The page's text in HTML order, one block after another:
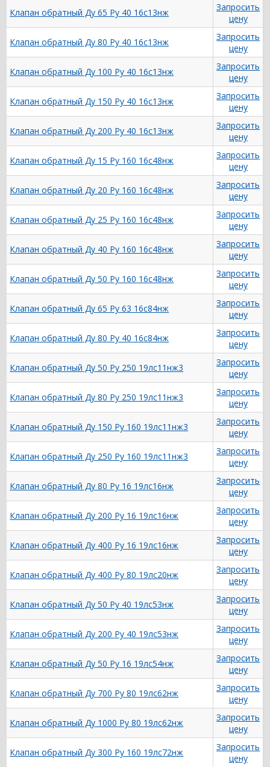
Клапан обратный Ду 65 Ру 40 16с13нж
Запросить
цену
Клапан обратный Ду 80 Ру 40 16с13нж
Запросить
цену
Клапан обратный Ду 100 Ру 40 16с13нж
Запросить
цену
Клапан обратный Ду 150 Ру 40 16с13нж
Запросить
цену
Клапан обратный Ду 200 Ру 40 16с13нж
Запросить
цену
Клапан обратный Ду 15 Ру 160 16с48нж
Запросить
цену
Клапан обратный Ду 20 Ру 160 16с48нж
Запросить
цену
Клапан обратный Ду 25 Ру 160 16с48нж
Запросить
цену
Клапан обратный Ду 40 Ру 160 16с48нж
Запросить
цену
Клапан обратный Ду 50 Ру 160 16с48нж
Запросить
цену
Клапан обратный Ду 65 Ру 63 16с84нж
Запросить
цену
Клапан обратный Ду 80 Ру 40 16с84нж
Запросить
цену
Клапан обратный Ду 50 Ру 250 19лс11нж3
Запросить
цену
Клапан обратный Ду 80 Ру 250 19лс11нж3
Запросить
цену
Клапан обратный Ду 150 Ру 160 19лс11нж3
Запросить
цену
Клапан обратный Ду 250 Ру 160 19лс11нж3
Запросить
цену
Клапан обратный Ду 80 Ру 16 19лс16нж
Запросить
цену
Клапан обратный Ду 200 Ру 16 19лс16нж
Запросить
цену
Клапан обратный Ду 400 Ру 16 19лс16нж
Запросить
цену
Клапан обратный Ду 400 Ру 80 19лс20нж
Запросить
цену
Клапан обратный Ду 50 Ру 40 19лс53нж
Запросить
цену
Клапан обратный Ду 200 Ру 40 19лс53нж
Запросить
цену
Клапан обратный Ду 50 Ру 16 19лс54нж
Запросить
цену
Клапан обратный Ду 700 Ру 80 19лс62нж
Запросить
цену
Клапан обратный Ду 1000 Ру 80 19лс62нж
Запросить
цену
Клапан обратный Ду 300 Ру 160 19лс72нж
Запросить
цену